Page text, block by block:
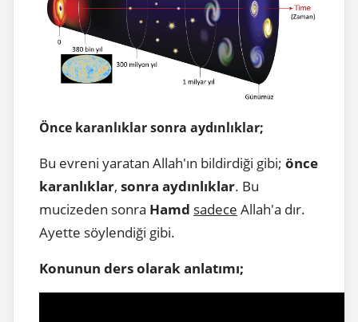
Önce karanlıklar sonra aydınlıklar;
Bu evreni yaratan Allah'ın bildirdiği gibi; önce
karanlıklar, sonra aydınlıklar. Bu
mucizeden sonra Hamd sadece Allah'a dır.
Ayette söylendiği gibi.
Konunun ders olarak anlatımı;